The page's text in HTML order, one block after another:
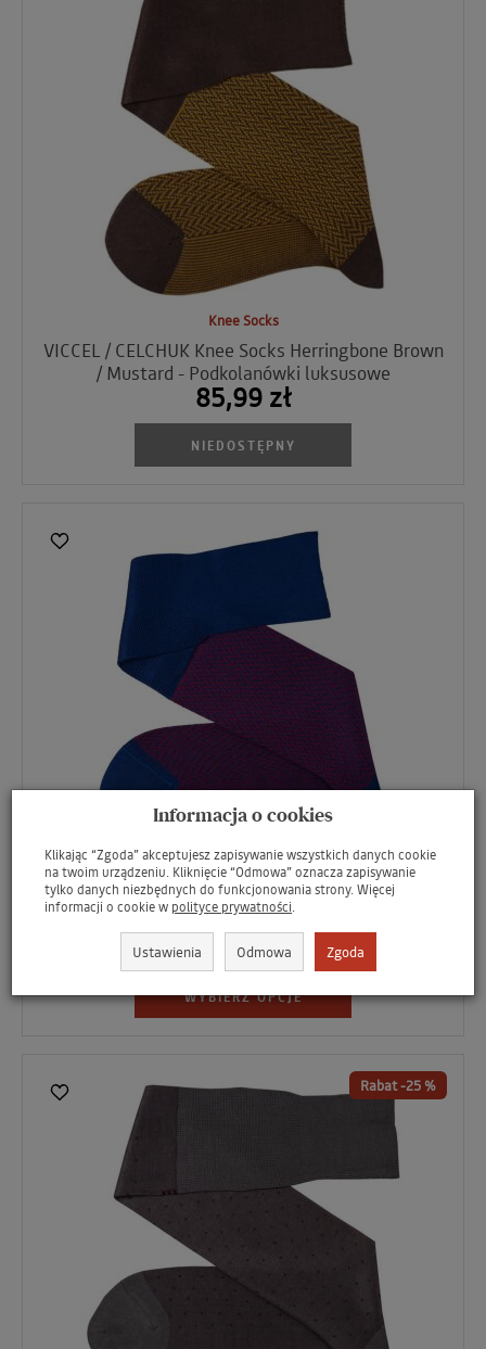
Knee Socks
VICCEL / CELCHUK Knee Socks Herringbone Brown
/ Mustard - Podkolanówki luksusowe
85,99 zł
NIEDOSTĘPNY
Knee Socks
VICCEL / CELCHUK Knee Socks Herringbone Royal
85,99 zł
WYBIERZ OPCJE
Rabat -25 %
Informacja o cookies
Klikając “Zgoda” akceptujesz zapisywanie wszystkich danych cookie
na twoim urządzeniu. Kliknięcie “Odmowa” oznacza zapisywanie
tylko danych niezbędnych do funkcjonowania strony. Więcej
informacji o cookie w polityce prywatności
Ustawienia Odmowa Zgoda